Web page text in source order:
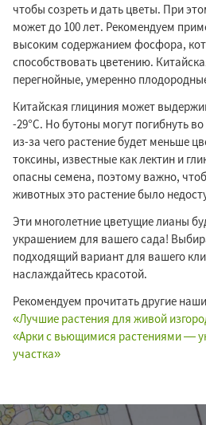
чтобы созреть и дать цветы. При
может до 100 лет. Рекомендуем
высоким содержанием фосфора,
способствовать цветению.
перегнойные, умеренно
Китайская глициния может
-29°C. Но бутоны могут погибнуть
из-за чего растение будет меньше
токсины, известные как лектин и
опасны семена, поэтому важно,
животных это растение было
Эти многолетние цветущие лианы
украшением для вашего сада!
подходящий вариант для вашего
наслаждайтесь красотой.
Рекомендуем прочитать другие
«Лучшие растения для живой
«Арки с вьющимися растениями —
участка»